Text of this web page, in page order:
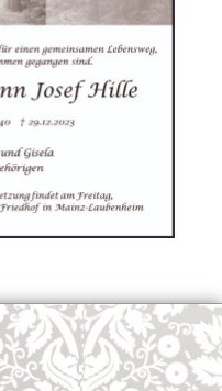
Commission | Cookies Policy